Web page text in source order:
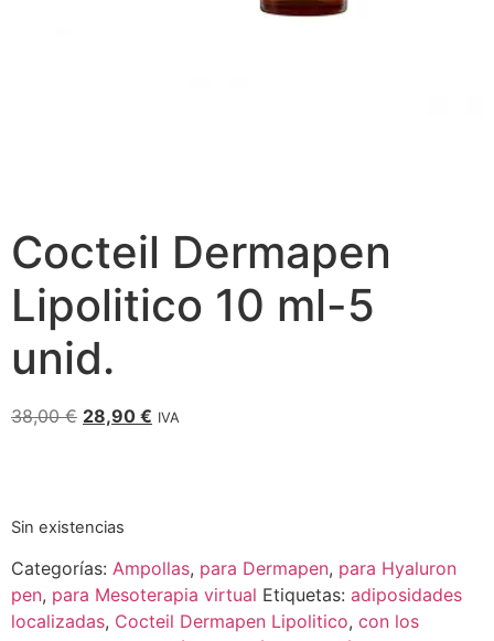
Cocteil Dermapen
Lipolitico 10 ml-5
unid.
38,00€ 28,90 € IVA
Sin existencias
Categorías: Ampollas, para Dermapen, para Hyaluron
pen, para Mesoterapia virtual Etiquetas: adiposidades
localizadas, Cocteil Dermapen Lipolitico, con los